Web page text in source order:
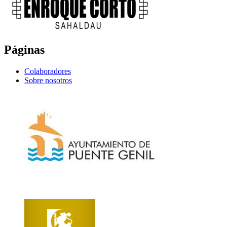
Páginas
Colaboradores
Sobre nosotros